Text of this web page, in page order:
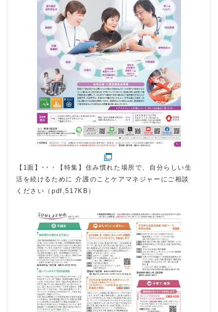
【1面】･･・【特集】住み慣れた場所で、自分らしい生
活を続けるために 介護のことケアマネジャーにご相談
ください（pdf,517KB）